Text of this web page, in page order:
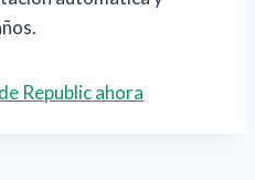
Republic ahora